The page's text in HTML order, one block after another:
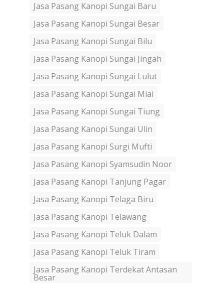
Jasa Pasang Kanopi Sungai Baru
Jasa Pasang Kanopi Sungai Besar
Jasa Pasang Kanopi Sungai Bilu
Jasa Pasang Kanopi Sungai Jingah
Jasa Pasang Kanopi Sungai Lulut
Jasa Pasang Kanopi Sungai Miai
Jasa Pasang Kanopi Sungai Tiung
Jasa Pasang Kanopi Sungai Ulin
Jasa Pasang Kanopi Surgi Mufti
Jasa Pasang Kanopi Syamsudin Noor
Jasa Pasang Kanopi Tanjung Pagar
Jasa Pasang Kanopi Telaga Biru
Jasa Pasang Kanopi Telawang
Jasa Pasang Kanopi Teluk Dalam
Jasa Pasang Kanopi Teluk Tiram
Jasa Pasang Kanopi Terdekat Antasan
Besar